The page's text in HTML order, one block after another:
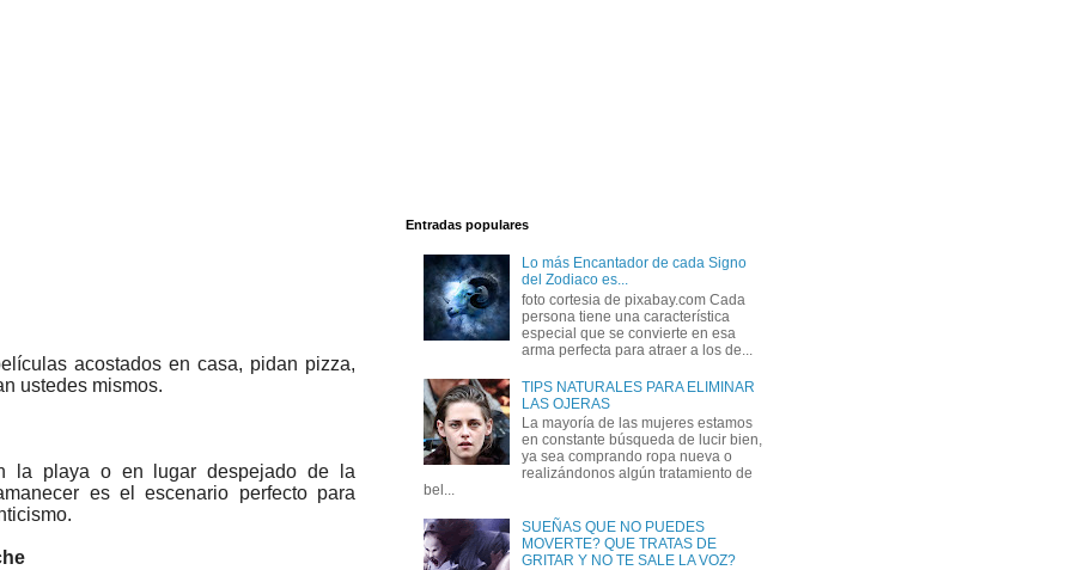
acostados en casa, pidan pizza,
ustedes mismos.
la playa o en lugar despejado de la
es el escenario perfecto para
Entradas populares
Lo más Encantador de cada Signo
del Zodiaco es...
foto cortesia de pixabay.com Cada
persona tiene una característica
especial que se convierte en esa
arma perfecta para atraer a los de...
TIPS NATURALES PARA ELIMINAR
LAS OJERAS
La mayoría de las mujeres estamos
en constante búsqueda de lucir bien,
ya sea comprando ropa nueva o
realizándonos algún tratamiento de
bel...
SUEÑAS QUE NO PUEDES
MOVERTE? QUE TRATAS DE
GRITAR Y NO TE SALE LA VOZ?